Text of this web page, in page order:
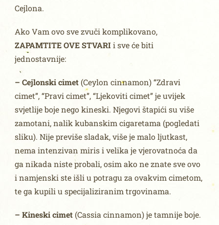
Cejlona.
Ako Vam ovo sve zvuči komplikovano,
ZAPAMTITE OVE STVARIi sve će biti
jednostavnije:
– Cejlonski cimet (Ceylon cinnamon) “Zdravi
cimet”, “Pravi cimet”, “Ljekoviti cimet” je uvijek
svjetlije boje nego kineski. Njegovi štapići su više
zamotani, nalik kubanskim cigaretama (pogledati
sliku). Nije previše sladak, više je malo ljutkast,
nema intenzivan miris i velika je vjerovatnoća da
ga nikada niste probali, osim ako ne znate sve ovo
i namjenski ste išli u potragu za ovakvim cimetom,
te ga kupili u specijaliziranim trgovinama.
– Kineski cimet (Cassia cinnamon) je tamnije boje.